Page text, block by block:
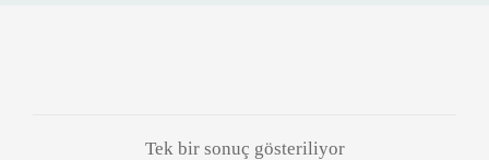
Tek bir sonuç gösteriliyor